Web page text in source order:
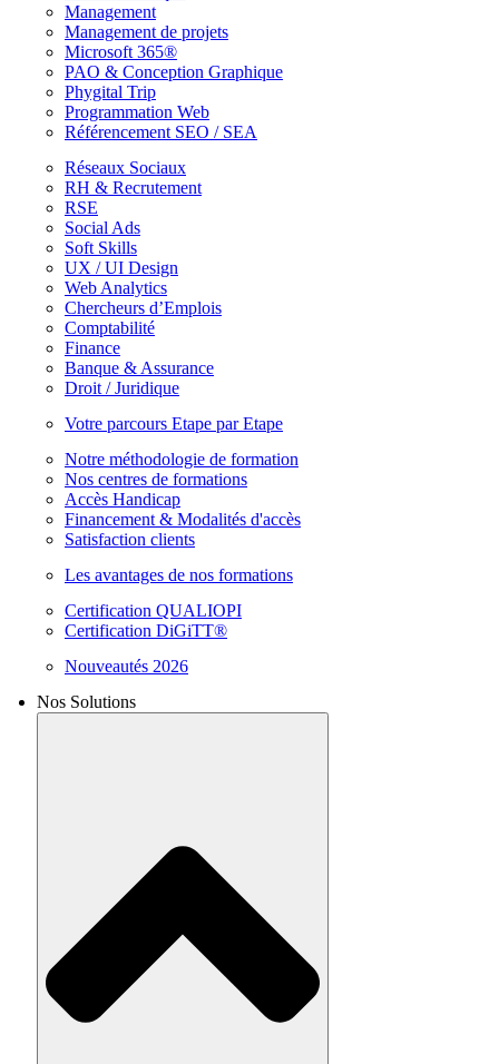
Management
Management de projets
Microsoft 365®
PAO & Conception Graphique
Phygital Trip
Programmation Web
Référencement SEO / SEA
Réseaux Sociaux
RH & Recrutement
RSE
Social Ads
Soft Skills
UX / UI Design
Web Analytics
Chercheurs d’Emplois
Comptabilité
Finance
Banque & Assurance
Droit / Juridique
Votre parcours Etape par Etape
Notre méthodologie de formation
Nos centres de formations
Accès Handicap
Financement & Modalités d'accès
Satisfaction clients
Les avantages de nos formations
Certification QUALIOPI
Certification DiGiTT®
Nouveautés 2026
Nos Solutions